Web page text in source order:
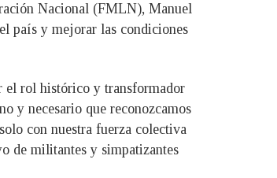
Nacional (FMLN), Manuel
país y mejorar las condiciones
el rol histórico y transformador
y necesario que reconozcamos
con nuestra fuerza colectiva
de militantes y simpatizantes